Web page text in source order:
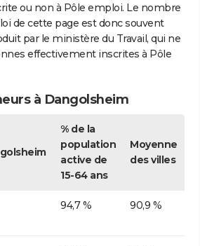
ou non à Pôle emploi. Le nombre
de cette page est donc souvent
par le ministère du Travail, qui ne
effectivement inscrites à Pôle
à Dangolsheim
% de la
population
active de
15-64 ans
Moyenne
des villes
94,7 % 90,9 %